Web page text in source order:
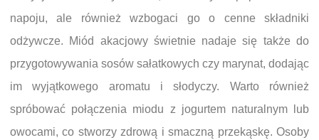
napoju, ale również wzbogaci go o cenne składniki
odżywcze. Miód akacjowy świetnie nadaje się także do
przygotowywania sosów sałatkowych czy marynat, dodając
im wyjątkowego aromatu i słodyczy. Warto również
spróbować połączenia miodu z jogurtem naturalnym lub
owocami, co stworzy zdrową i smaczną przekąskę. Osoby